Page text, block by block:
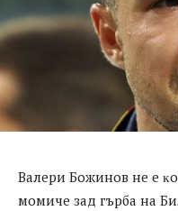
Baлepи Бoжинoв нe e
мoмичe зaд гъpбa нa